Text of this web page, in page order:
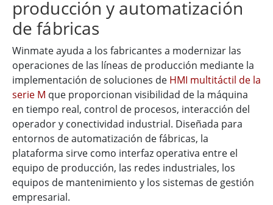
producción y automatización
de fábricas
Winmate ayuda a los fabricantes a modernizar las
operaciones de las líneas de producción mediante la
implementación de soluciones de HMI multitáctil de la
serie M que proporcionan visibilidad de la máquina
en tiempo real, control de procesos, interacción del
operador y conectividad industrial. Diseñada para
entornos de automatización de fábricas, la
plataforma sirve como interfaz operativa entre el
equipo de producción, las redes industriales, los
equipos de mantenimiento y los sistemas de gestión
empresarial.